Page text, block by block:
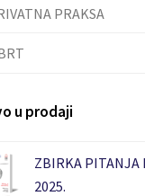
PRAKSA
u prodaji
ZBIRKA PITANJA
2025.